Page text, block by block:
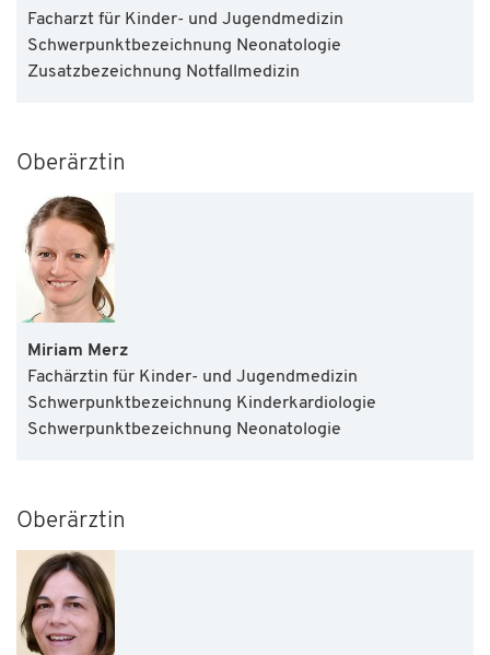
Facharzt für Kinder- und Jugendmedizin
Schwerpunktbezeichnung Neonatologie
Zusatzbezeichnung Notfallmedizin
Oberärztin
Miriam Merz
Fachärztin für Kinder- und Jugendmedizin
Schwerpunktbezeichnung Kinderkardiologie
Schwerpunktbezeichnung Neonatologie
Oberärztin